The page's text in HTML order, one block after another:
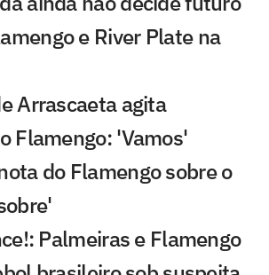
e River Plate na
Arrascaeta agita
Flamengo: 'Vamos'
do Flamengo sobre o
Palmeiras e Flamengo